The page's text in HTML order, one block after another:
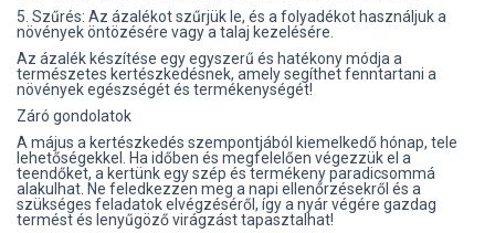
5. Szűrés: Az ázalékot szűrjük le, és a folyadékot használjuk a
növények öntözésére vagy a talaj kezelésére.
Az ázalék készítése egy egyszerű és hatékony módja a
természetes kertészkedésnek, amely segíthet fenntartani a
növények egészségét és termékenységét!
Záró gondolatok
A május a kertészkedés szempontjából kiemelkedő hónap, tele
lehetőségekkel. Ha időben és megfelelően végezzük el a
teendőket, a kertünk egy szép és termékeny paradicsommá
alakulhat. Ne feledkezzen meg a napi ellenőrzésekről és a
szükséges feladatok elvégzéséről, így a nyár végére gazdag
termést és lenyűgöző virágzást tapasztalhat!